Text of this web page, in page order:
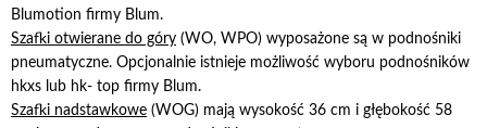
Blumotion firmy Blum.
Szafki otwierane do góry (WO, WPO) wyposażone są w podnośniki
pneumatyczne. Opcjonalnie istnieje możliwość wyboru podnośników
hkxs lub hk- top firmy Blum.
Szafki nadstawkowe (WOG) mają wysokość 36 cm i głębokość 58